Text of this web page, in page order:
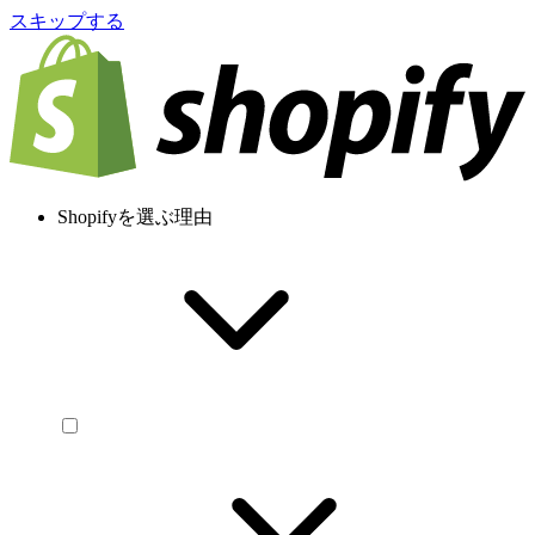
スキップする
Shopifyを選ぶ理由